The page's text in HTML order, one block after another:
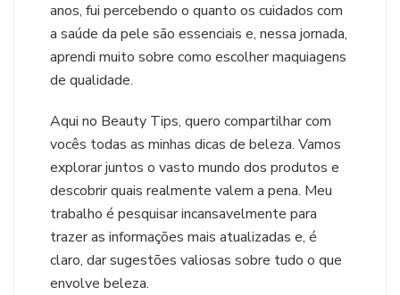
anos, fui percebendo o quanto os cuidados com
a saúde da pele são essenciais e, nessa jornada,
aprendi muito sobre como escolher maquiagens
de qualidade.
Aqui no Beauty Tips, quero compartilhar com
vocês todas as minhas dicas de beleza. Vamos
explorar juntos o vasto mundo dos produtos e
descobrir quais realmente valem a pena. Meu
trabalho é pesquisar incansavelmente para
trazer as informações mais atualizadas e, é
claro, dar sugestões valiosas sobre tudo o que
envolve beleza.